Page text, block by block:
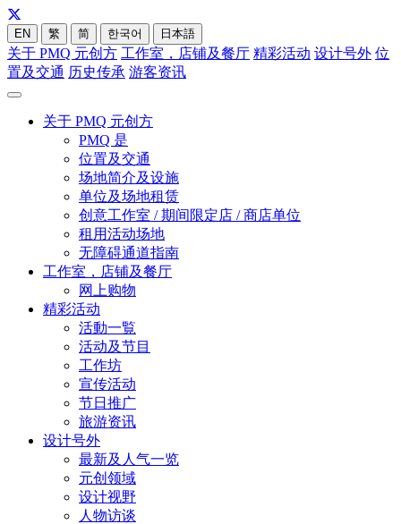
EN 繁 简 한국어 日本語
关于 PMQ 元创方 工作室，店铺及餐厅 精彩活动 设计号外 位
置及交通 历史传承 游客资讯
关于 PMQ 元创方
PMQ 是
位置及交通
场地简介及设施
单位及场地租赁
创意工作室 / 期间限定店 / 商店单位
租用活动场地
无障碍通道指南
工作室，店铺及餐厅
网上购物
精彩活动
活動一覧
活动及节目
工作坊
宣传活动
节日推广
旅游资讯
设计号外
最新及人气一览
元创领域
设计视野
人物访谈